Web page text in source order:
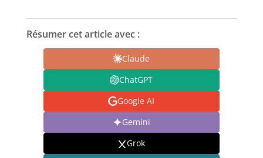
Résumer cet article avec :
Claude
ChatGPT
Google AI
Gemini
Grok